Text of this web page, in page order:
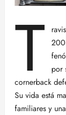
T
por
cornerback
Su vida está
familiares y